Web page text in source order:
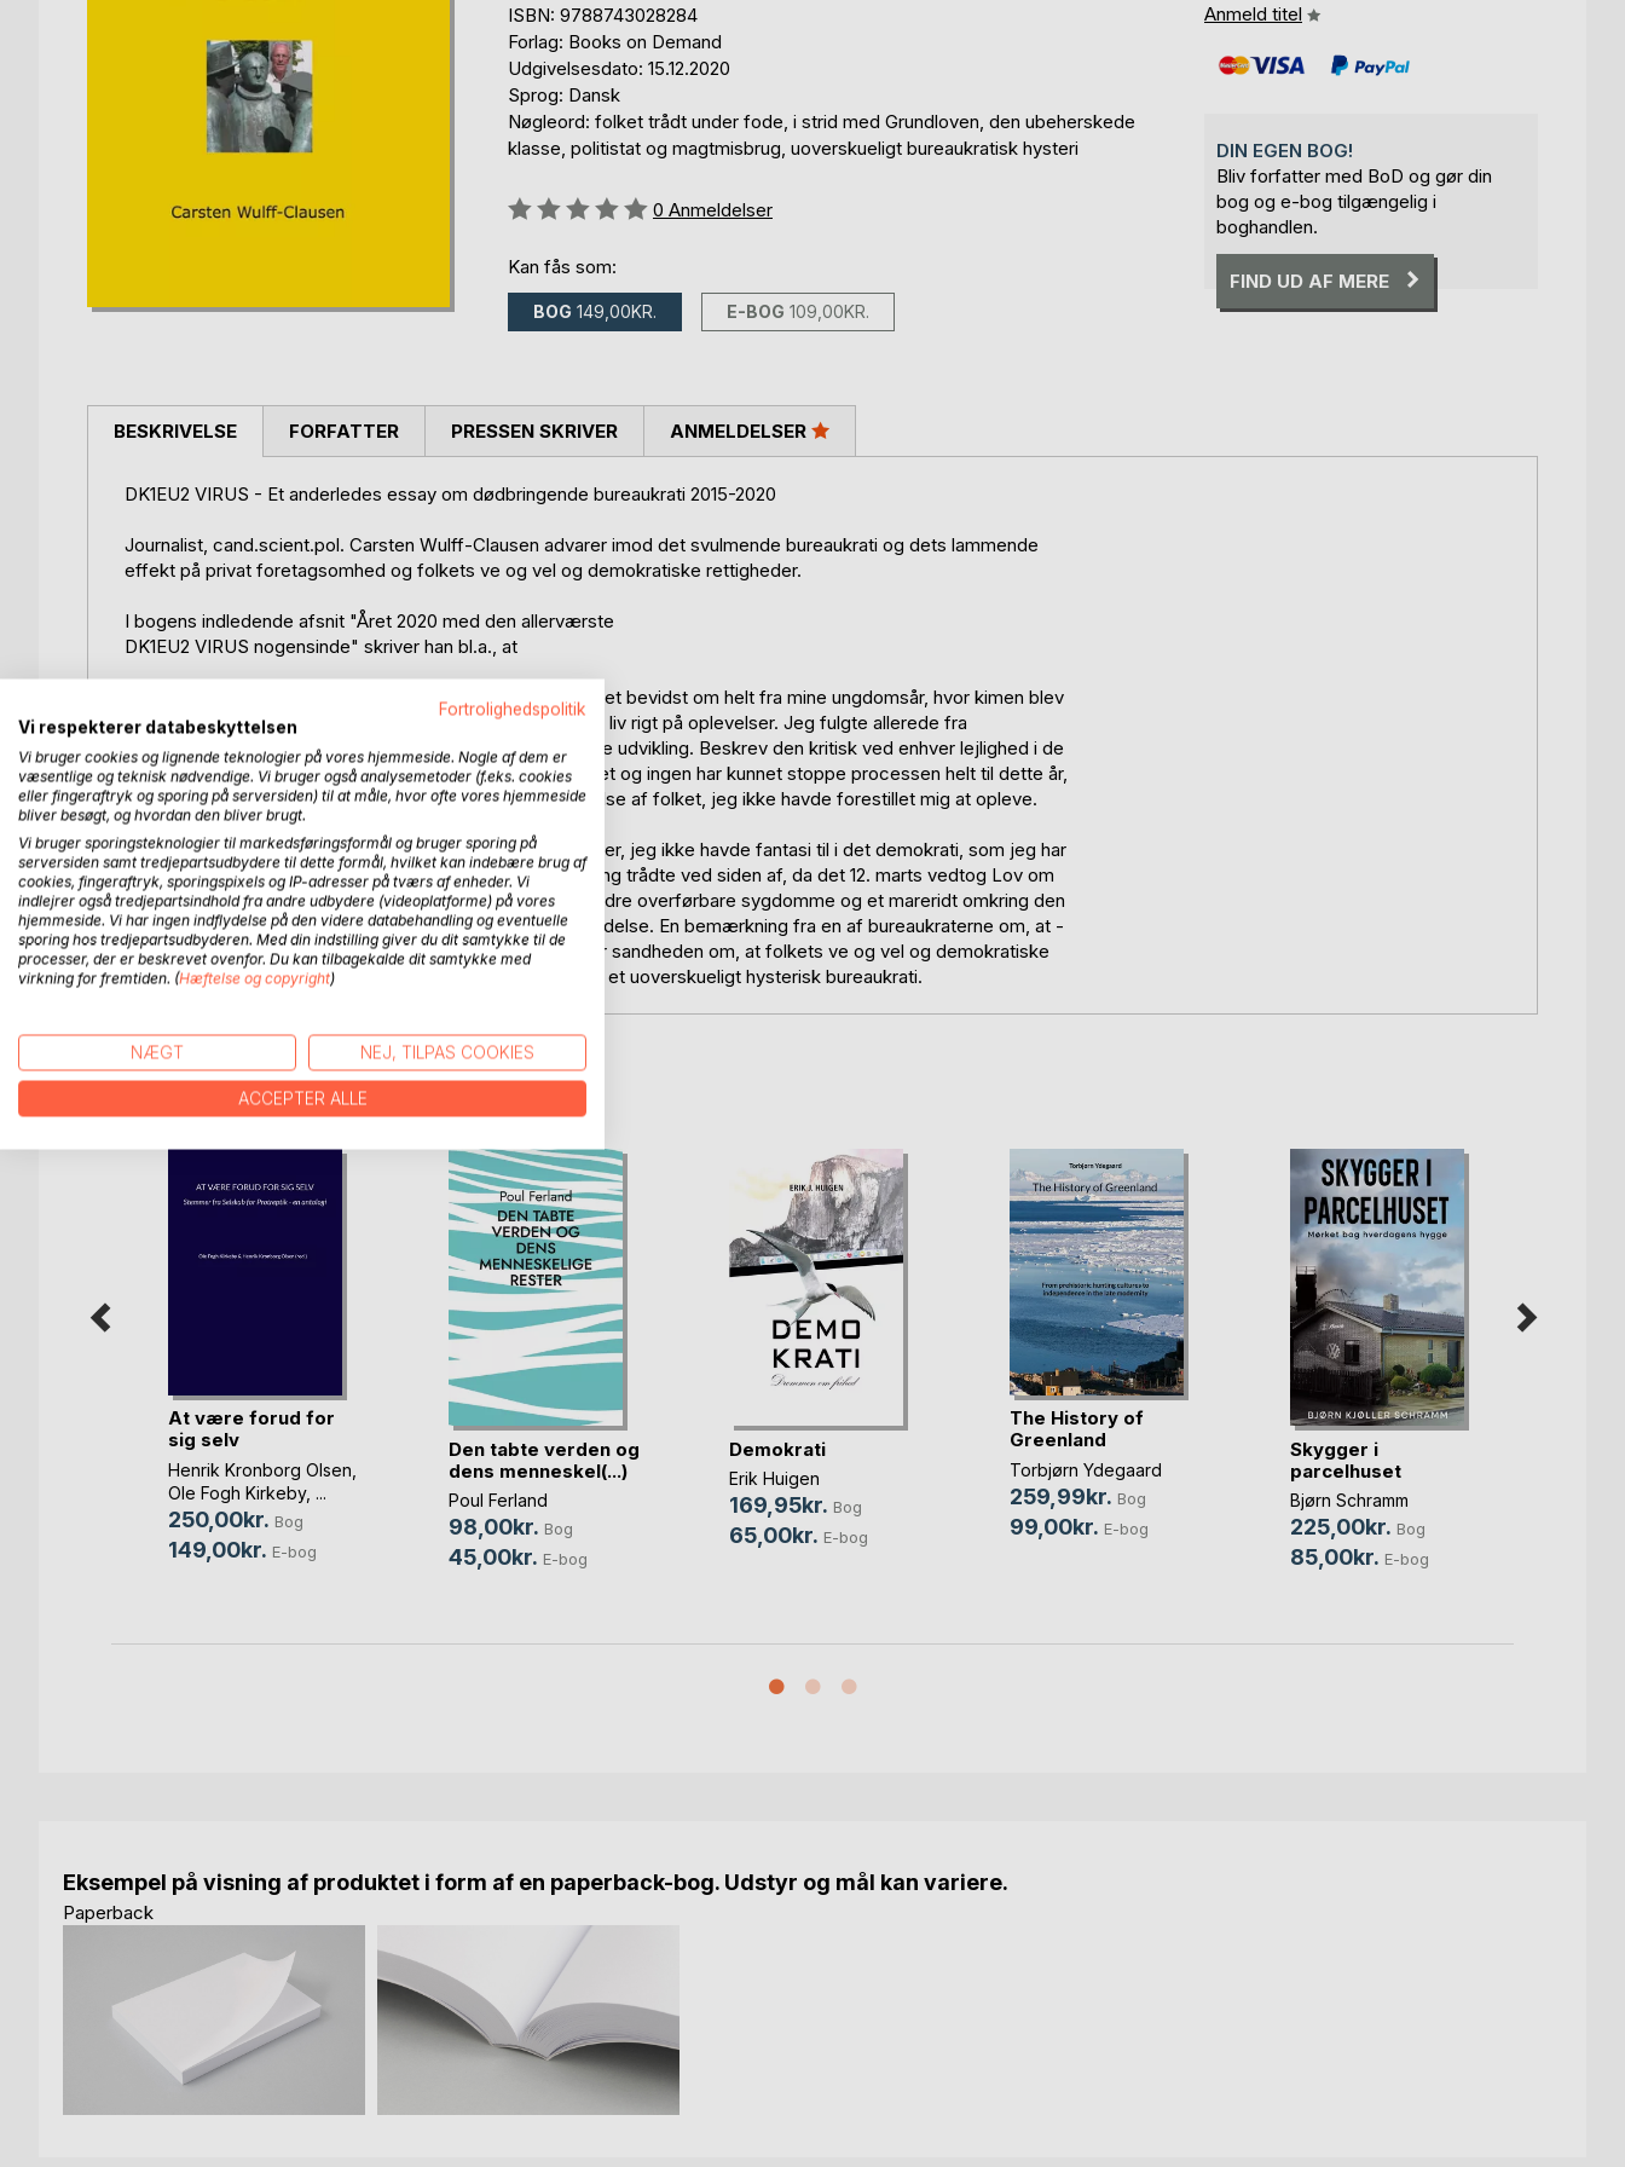
ISBN: 9788743028284
Forlag: Books on Demand
Udgivelsesdato: 15.12.2020
Sprog: Dansk
Nøgleord: folket trådt under fode, i strid med Grundloven, den ubeherskede
klasse, politistat og magtmisbrug, uoverskueligt bureaukratisk hysteri
Anmeldelse::
0 Anmeldelser
Kan fås som:
BOG 149,00KR. E-BOG 109,00KR.
Anmeld titel
DIN EGEN BOG!
Bliv forfatter med BoD og gør din
bog og e-bog tilgængelig i
boghandlen.
FIND UD AF MERE
BESKRIVELSE
DK1EU2 VIRUS - Et anderledes essay om dødbringende bureaukrati 2015-2020
Journalist, cand.scient.pol. Carsten Wulff-Clausen advarer imod det svulmende bureaukrati og dets lammende
effekt på privat foretagsomhed og folkets ve og vel og demokratiske rettigheder.
I bogens indledende afsnit "Året 2020 med den allerværste
DK1EU2 VIRUS nogensinde" skriver han bl.a., at
Virkeligheden overgår alenlangt fantasien. Det har jeg været bevidst om helt fra mine ungdomsår, hvor kimen blev
lagt til mine kompetencer, åndelige udvikling og følgelig et liv rigt på oplevelser. Jeg fulgte allerede fra
kommunalreformen i 1970 med skepsis den bureaukratiske udvikling. Beskrev den kritisk ved enhver lejlighed i de
mange efterfølgende år, imens det blev stadigt værre. Intet og ingen har kunnet stoppe processen helt til dette år,
det allerværste nogensinde. En bureaukratisk undertrykkelse af folket, jeg ikke havde forestillet mig at opleve.
I måneder har det danske folk lidt enormt under restriktioner, jeg ikke havde fantasi til i det demokrati, som jeg har
støttet og været med til at bygge videre på. Et helt folketing trådte ved siden af, da det 12. marts vedtog Lov om
ændring af lov om foranstaltninger mod smitsomme og andre overførbare sygdomme og et mareridt omkring den
såkaldte coronavirus (infektionen Covid-19) tog sin begyndelse. En bemærkning fra en af bureaukraterne om, at -
man jo måtte sikre sundhedsvæsenet imod undergang var sandheden om, at folkets ve og vel og demokratiske
rettigheder ville blive tilsidesat og undertrykt. Et varsel om et uoverskueligt hysterisk bureaukrati.
FORFATTER PRESSEN SKRIVER ANMELDELSER
FLERE TITLER HOSBoD
At være forud for
sig selv
Henrik Kronborg Olsen
Ole Fogh Kirkeby, ...
250,00kr. Bog
149,00kr. E-bog
Den tabte verden og
dens menneskel(...)
Poul Ferland
98,00kr. Bog
45,00kr. E-bog
Demokrati
Erik Huigen
169,95kr. Bog
65,00kr. E-bog
The History of
Greenland
Torbjørn Ydegaard
259,99kr. Bog
99,00kr. E-bog
Skygger i
parcelhuset
Bjørn Schramm
225,00kr. Bog
85,00kr. E-bog
Eksempel på visning af produktet i form af en paperback-bog. Udstyr og mål kan variere.
Paperback
Fortrolighedspolitik
Vi respekterer databeskyttelsen
Vi bruger cookies og lignende teknologier på vores hjemmeside. Nogle af dem er
væsentlige og teknisk nødvendige. Vi bruger også analysemetoder (f.eks. cookies
eller fingeraftryk og sporing på serversiden) til at måle, hvor ofte vores hjemmeside
bliver besøgt, og hvordan den bliver brugt.
Vi bruger sporingsteknologier til markedsføringsformål og bruger sporing på
serversiden samt tredjepartsudbydere til dette formål, hvilket kan indebære brug af
cookies, fingeraftryk, sporingspixels og IP-adresser på tværs af enheder. Vi
indlejrer også tredjepartsindhold fra andre udbydere (videoplatforme) på vores
hjemmeside. Vi har ingen indflydelse på den videre databehandling og eventuelle
sporing hos tredjepartsudbyderen. Med din indstilling giver du dit samtykke til de
processer, der er beskrevet ovenfor. Du kan tilbagekalde dit samtykke med
virkning for fremtiden. (Hæftelse og copyright)
NÆGT NEJ, TILPAS COOKIES
ACCEPTER ALLE